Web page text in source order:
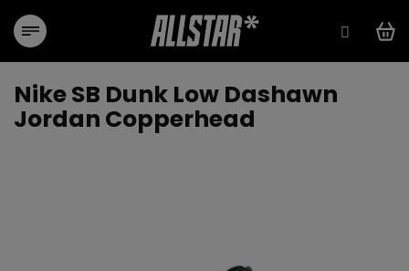
obsah
Nike SB Dunk Low Dashawn
Jordan Copperhead